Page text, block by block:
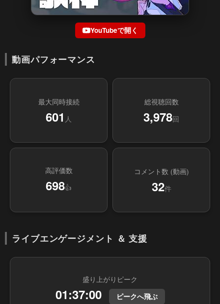
YouTubeで開く
動画パフォーマンス
最大同時接続
601 人
総視聴回数
3,978回
高評価数
698👍
コメント数 (動画)
32件
ライブエンゲージメント ＆ 支援
盛り上がりピーク
01:37:00 ピークへ飛ぶ